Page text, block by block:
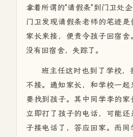
拿着所谓的"请假条"到门卫处
门卫发现请假条老师的笔迹
家长来接，便责令孩子回宿
没有回宿舍，失踪了。
班主任这时也到了学校，
不接。通知家长，和学校一起
要找到孩子。其中同学李的
立即打了孩子的电话，可能
子接电话了，答应回家。而